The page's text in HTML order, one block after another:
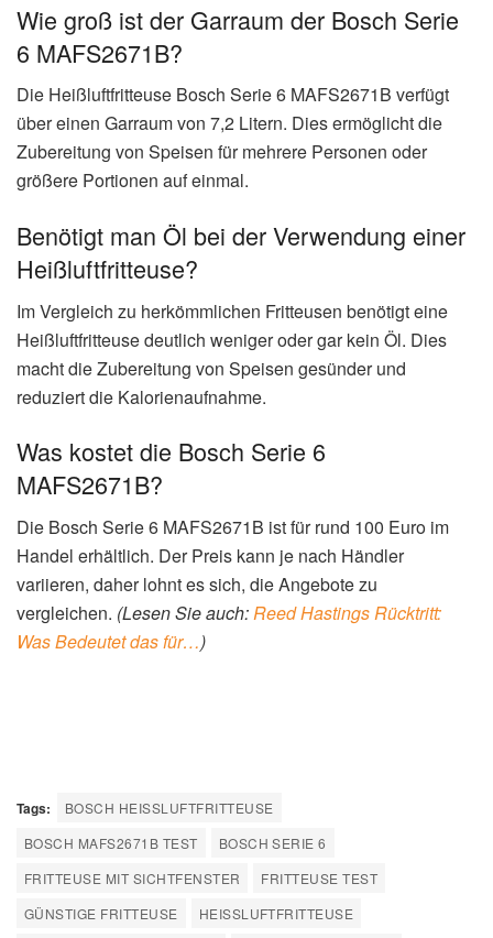
Wie groß ist der Garraum der Bosch Serie
6 MAFS2671B?
Die Heißluftfritteuse Bosch Serie 6 MAFS2671B verfügt
über einen Garraum von 7,2 Litern. Dies ermöglicht die
Zubereitung von Speisen für mehrere Personen oder
größere Portionen auf einmal.
Benötigt man Öl bei der Verwendung einer
Heißluftfritteuse?
Im Vergleich zu herkömmlichen Fritteusen benötigt eine
Heißluftfritteuse deutlich weniger oder gar kein Öl. Dies
macht die Zubereitung von Speisen gesünder und
reduziert die Kalorienaufnahme.
Was kostet die Bosch Serie 6
MAFS2671B?
Die Bosch Serie 6 MAFS2671B ist für rund 100 Euro im
Handel erhältlich. Der Preis kann je nach Händler
variieren, daher lohnt es sich, die Angebote zu
vergleichen. (Lesen Sie auch:Reed Hastings Rücktritt:
Was Bedeutet das für…)
Tags:
BOSCH HEISSLUFTFRITTEUSE
BOSCH MAFS2671B TEST
BOSCH SERIE 6
FRITTEUSE MIT SICHTFENSTER
FRITTEUSE TEST
GÜNSTIGE FRITTEUSE
HEISSLUFTFRITTEUSE